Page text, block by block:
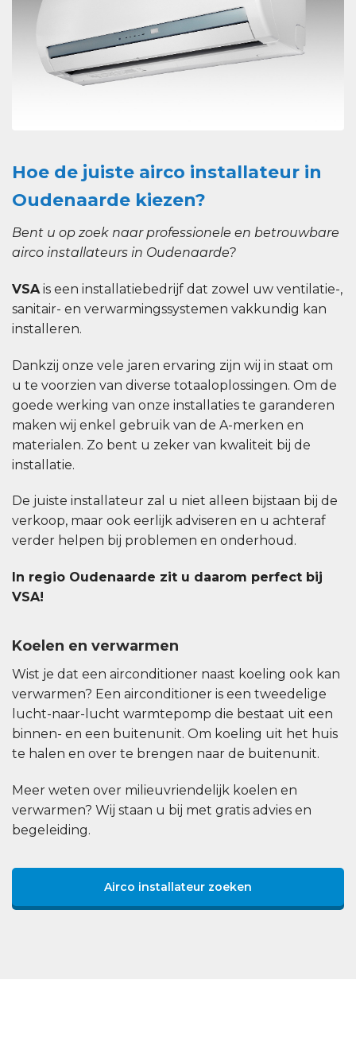
Hoe de juiste airco installateur in
Oudenaarde kiezen?
Bent u op zoek naar professionele en betrouwbare
airco installateurs in Oudenaarde?
VSAis een installatiebedrijf dat zowel uw ventilatie-,
sanitair- en verwarmingssystemen vakkundig kan
installeren.
Dankzij onze vele jaren ervaring zijn wij in staat om
u te voorzien van diverse totaaloplossingen. Om de
goede werking van onze installaties te garanderen
maken wij enkel gebruik van de A-merken en
materialen. Zo bent u zeker van kwaliteit bij de
installatie.
De juiste installateur zal u niet alleen bijstaan bij de
verkoop, maar ook eerlijk adviseren en u achteraf
verder helpen bij problemen en onderhoud.
In regio Oudenaarde zit u daarom perfect bij
VSA!
Koelen en verwarmen
Wist je dat een airconditioner naast koeling ook kan
verwarmen? Een airconditioner is een tweedelige
lucht-naar-lucht warmtepomp die bestaat uit een
binnen- en een buitenunit. Om koeling uit het huis
te halen en over te brengen naar de buitenunit.
Meer weten over milieuvriendelijk koelen en
verwarmen? Wij staan u bij met gratis advies en
begeleiding.
Airco installateur zoeken